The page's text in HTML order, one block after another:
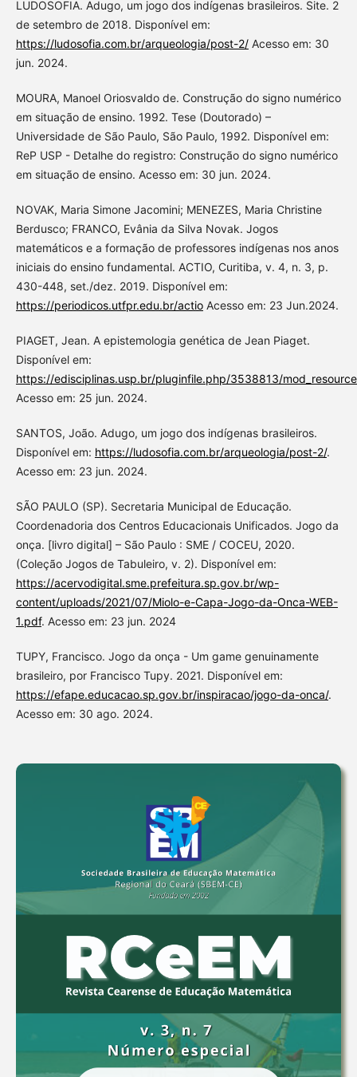
LUDOSOFIA. Adugo, um jogo dos indígenas brasileiros. Site. 2
de setembro de 2018. Disponível em:
https://ludosofia.com.br/arqueologia/post-2/Acesso em: 30
jun. 2024.
MOURA, Manoel Oriosvaldo de. Construção do signo numérico
em situação de ensino. 1992. Tese (Doutorado) –
Universidade de São Paulo, São Paulo, 1992. Disponível em:
ReP USP - Detalhe do registro: Construção do signo numérico
em situação de ensino. Acesso em: 30 jun. 2024.
NOVAK, Maria Simone Jacomini; MENEZES, Maria Christine
Berdusco; FRANCO, Evânia da Silva Novak. Jogos
matemáticos e a formação de professores indígenas nos anos
iniciais do ensino fundamental. ACTIO, Curitiba, v. 4, n. 3, p.
430-448, set./dez. 2019. Disponível em:
https://periodicos.utfpr.edu.br/actioAcesso em: 23 Jun.2024.
PIAGET, Jean. A epistemologia genética de Jean Piaget.
Disponível em:
https://edisciplinas.usp.br/pluginfile.php/3538813/
Acesso em: 25 jun. 2024.
SANTOS, João. Adugo, um jogo dos indígenas brasileiros.
Disponível em: https://ludosofia.com.br/arqueologia/post-2/.
Acesso em: 23 jun. 2024.
SÃO PAULO (SP). Secretaria Municipal de Educação.
Coordenadoria dos Centros Educacionais Unificados. Jogo da
onça. [livro digital] – São Paulo : SME / COCEU, 2020.
(Coleção Jogos de Tabuleiro, v. 2). Disponível em:
https://acervodigital.sme.prefeitura.sp.gov.br/wp-
content/uploads/2021/07/Miolo-e-Capa-Jogo-da-Onca-WEB-
1.pdf. Acesso em: 23 jun. 2024
TUPY, Francisco. Jogo da onça - Um game genuinamente
brasileiro, por Francisco Tupy. 2021. Disponível em:
https://efape.educacao.sp.gov.br/inspiracao/jogo-da-onca/.
Acesso em: 30 ago. 2024.